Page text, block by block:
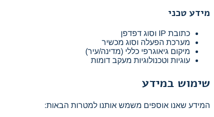
מידע טכני
כתובת IP וסוג דפדפן
מערכת הפעלה וסוג מכשיר
מיקום גיאוגרפי כללי (מדינה/עיר)
עוגיות וטכנולוגיות מעקב דומות
שימוש במידע
המידע שאנו אוספים משמש אותנו למטרות הבאות: